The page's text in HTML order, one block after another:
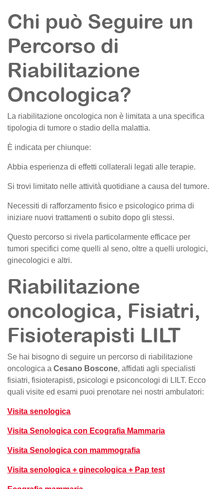
Chi può Seguire un
Percorso di
Riabilitazione
Oncologica?
La riabilitazione oncologica non è limitata a una specifica
tipologia di tumore o stadio della malattia.
È indicata per chiunque:
Abbia esperienza di effetti collaterali legati alle terapie.
Si trovi limitato nelle attività quotidiane a causa del tumore.
Necessiti di rafforzamento fisico e psicologico prima di
iniziare nuovi trattamenti o subito dopo gli stessi.
Questo percorso si rivela particolarmente efficace per
tumori specifici come quelli al seno, oltre a quelli urologici,
ginecologici e altri.
Riabilitazione
oncologica, Fisiatri,
Fisioterapisti LILT
Se hai bisogno di seguire un percorso di riabilitazione
oncologica a Cesano Boscone, affidati agli specialisti
fisiatri, fisioterapisti, psicologi e psiconcologi di LILT. Ecco
quali visite ed esami puoi prenotare nei nostri ambulatori:
Visita senologica
Visita Senologica con Ecografia Mammaria
Visita Senologica con mammografia
Visita senologica + ginecologica + Pap test